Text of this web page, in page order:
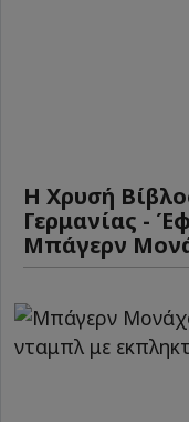
Η Χρυσή
Γερμανίας -
Μπάγερν